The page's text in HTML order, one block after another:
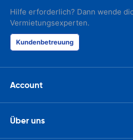
Hilfe erforderlich? Dann wende
Vermietungsexperten.
Kundenbetreuung
Account
Über uns